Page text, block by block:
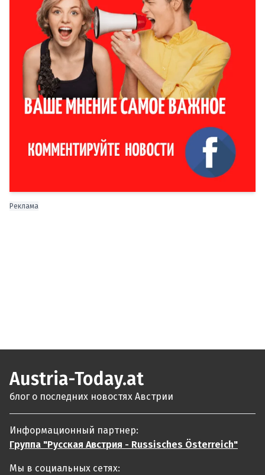
Реклама
Austria-Today.at
блог о последних новостях Австрии
Информационный партнер:
Группа "Русская Австрия - Russisches Österreich"
Мы в социальных сетях: